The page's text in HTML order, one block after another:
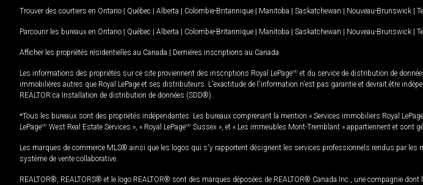
Trouver des courtiers en Ontario | Québec | Alberta | Colombie-Britannique | Manitoba | Saskatchewan | Nouveau-Brunswick |
Parcourir les bureaux en Ontario | Québec | Alberta | Colombie-Britannique | Manitoba | Saskatchewan | Nouveau-Brunswick |
Afficher les propriétés résidentielles au Canada | Dernières inscriptions au Canada
Les informations des propriétés sur ce site proviennent des inscriptions Royal LePageMD et du service de distribution de
immobilières autres que Royal LePage et ses distributeurs. L'exactitude de l'information n'est pas garantie et devrait être
REALTOR.ca Installation de distribution de données (SDD®).
*Tous les bureaux sont des propriétés indépendantes. Les bureaux comprenant la mention « Services immobiliers Royal LePage
LePageMD West Real Estate Services », « Royal LePageMD Sussex », et « Les immeubles Mont-Tremblant » appartiennent et sont
Les marques de commerce MLS® ainsi que les logos qui s'y rapportent désignent les services professionnels rendus par les
système de vente collaborative.
REALTOR®, REALTORS® et le logo REALTOR® sont des marques déposées de REALTOR® Canada Inc., une compagnie